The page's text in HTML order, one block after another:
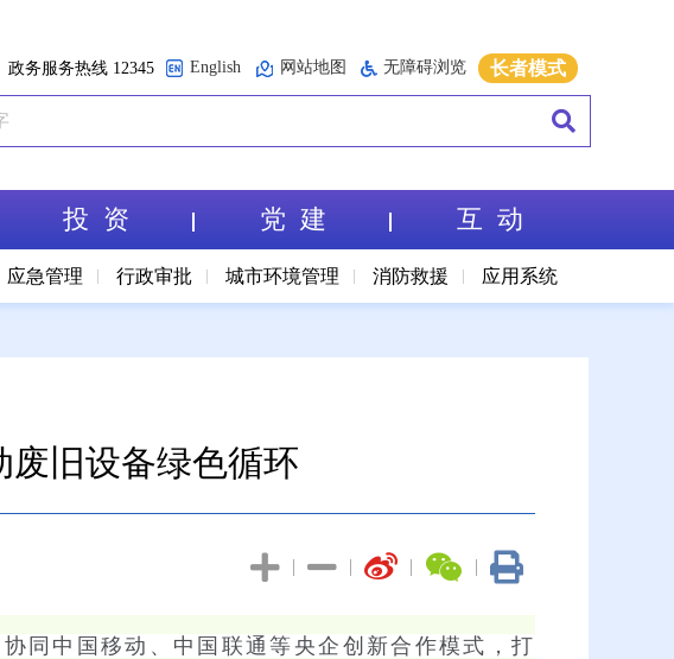
政务服务热线 12345 English 网站地图 无障碍浏览 长者模式
应急管理 行政审批 城市环境管理 消防救援 应用系统
投 资 党 建 互 动
废旧设备绿色循环
|
|
|
|
同中国移动、中国联通等央企创新合作模式，打